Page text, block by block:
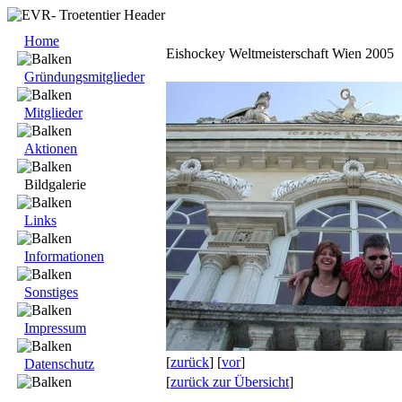
Home
Gründungsmitglieder
Mitglieder
Aktionen
Bildgalerie
Links
Informationen
Sonstiges
Impressum
Datenschutz
Eishockey Weltmeisterschaft Wien 2005
[zurück] [vor]
[zurück zur Übersicht]